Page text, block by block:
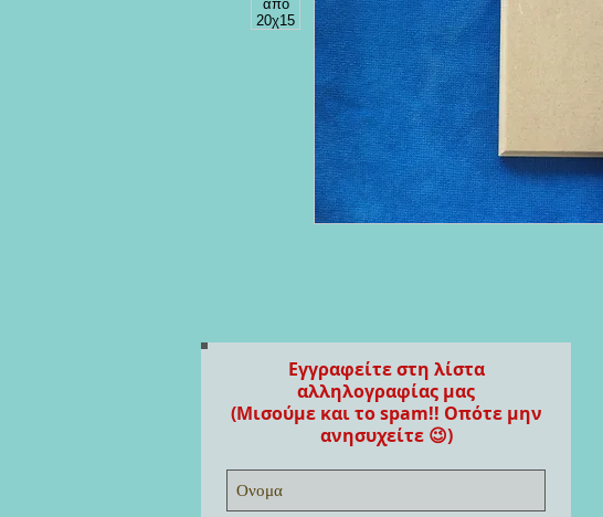
Εγγραφείτε στη λίστα
αλληλογραφίας μας
(Μισούμε και το spam!! Οπότε μην
ανησυχείτε 😉)